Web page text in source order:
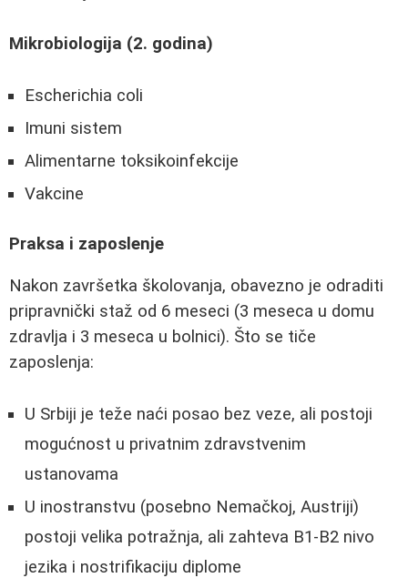
Mikrobiologija (2. godina)
Escherichia coli
Imuni sistem
Alimentarne toksikoinfekcije
Vakcine
Praksa i zaposlenje
Nakon završetka školovanja, obavezno je odraditi
pripravnički staž od 6 meseci (3 meseca u domu
zdravlja i 3 meseca u bolnici). Što se tiče
zaposlenja:
U Srbiji je teže naći posao bez veze, ali postoji
mogućnost u privatnim zdravstvenim
ustanovama
U inostranstvu (posebno Nemačkoj, Austriji)
postoji velika potražnja, ali zahteva B1-B2 nivo
jezika i nostrifikaciju diplome